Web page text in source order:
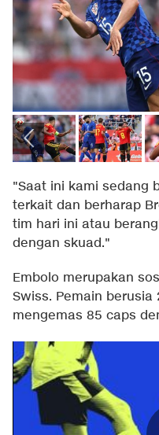
"Saat ini kami sedang
terkait dan berharap
tim hari ini atau
dengan skuad."
Embolo merupakan
Swiss. Pemain
mengemas 85 caps